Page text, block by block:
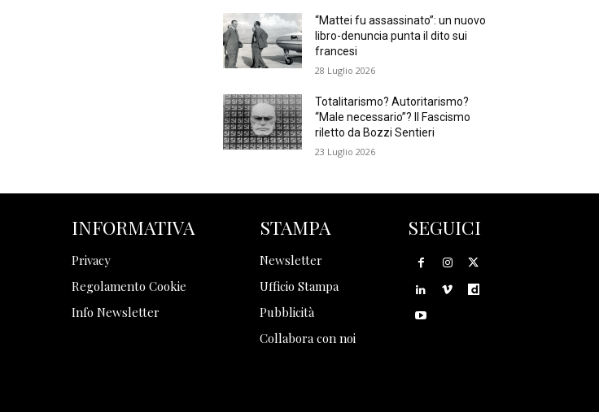
“Mattei fu assassinato”: un nuovo
libro-denuncia punta il dito sui
francesi
28 Luglio 2026
Totalitarismo? Autoritarismo?
“Male necessario”? Il Fascismo
riletto da Bozzi Sentieri
23 Luglio 2026
INFORMATIVA
Privacy
Regolamento Cookie
Info Newsletter
STAMPA
Newsletter
Ufficio Stampa
Pubblicità
Collabora con noi
SEGUICI